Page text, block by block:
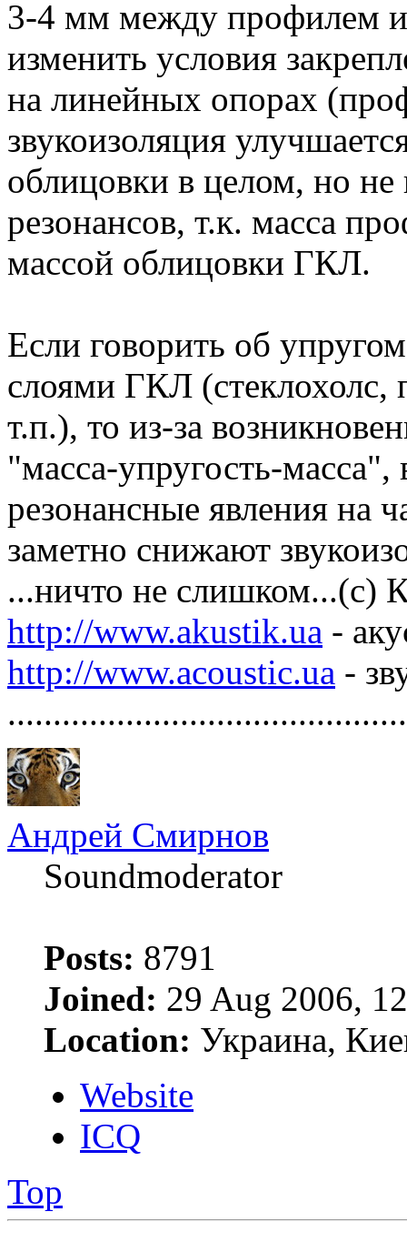
3-4 мм между профилем
изменить условия
на линейных опорах
звукоизоляция
облицовки в целом, но не
резонансов, т.к. масса
массой облицовки ГКЛ.
Если говорить об
слоями ГКЛ (стеклохолс,
т.п.), то из-за
"масса-упругость-
резонансные явления на
заметно снижают
...ничто не слишком...(с)
http://www.akustik.ua -
http://www.acoustic.ua -
............................................
Андрей Смирнов
Soundmoderator
Posts: 8791
Joined: 29 Aug 2006,
Location: Украина,
Website
ICQ
Top